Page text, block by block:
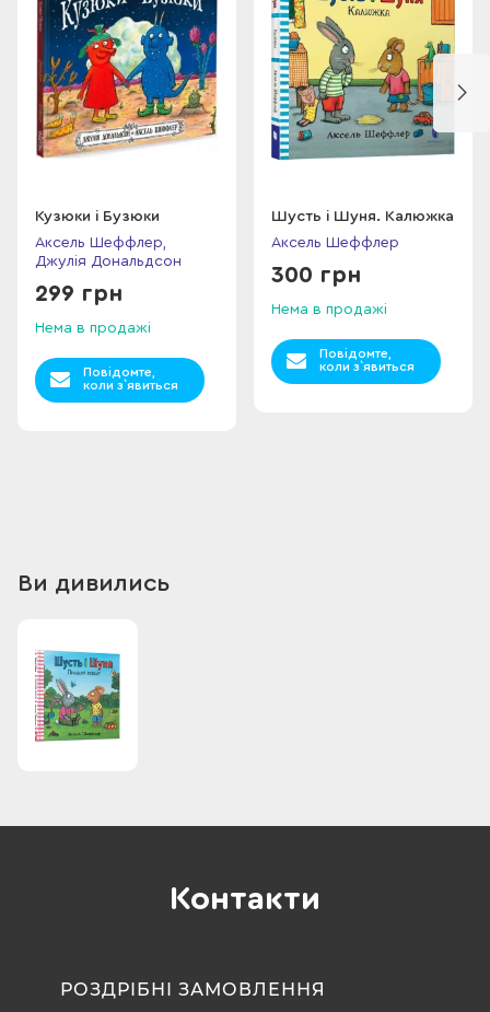
Кузюки і Бузюки
Аксель Шеффлер,
Джулія Дональдсон
299 грн
Нема в продажі
Повідомте,
коли з`явиться
Шусть і Шуня. Калюжка
Аксель Шеффлер
300 грн
Нема в продажі
Повідомте,
коли з`явиться
Ви дивились
Контакти
РОЗДРІБНІ ЗАМОВЛЕННЯ